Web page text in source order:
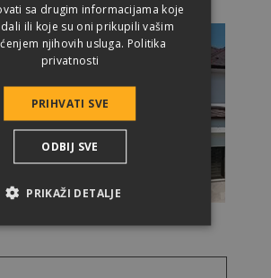
sa drugim informacijama koje
ili koje su oni prikupili vašim
njihovih usluga. Politika
privatnosti
PRIHVATI SVE
ODBIJ SVE
PRIKAŽI DETALJE